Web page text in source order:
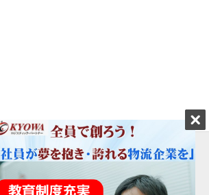
エントリーはこちら